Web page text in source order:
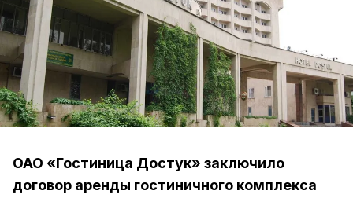
ОАО «Гостиница Достук» заключило
договор аренды гостиничного комплекса